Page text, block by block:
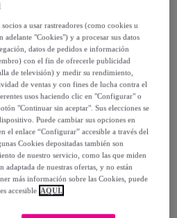
a usar rastreadores (como cookies u
"Cookies") y a procesar sus datos
datos de pedidos e información
con el fin de ofrecerle publicidad
de televisión) y medir su rendimiento,
de ventas y con fines de lucha contra el
usos haciendo clic en "Configurar" o
"Continuar sin aceptar". Sus elecciones se
Puede cambiar sus opciones en
el enlace “Configurar” accesible a través del
Cookies depositadas también son
de nuestro servicio, como las que miden
de nuestras ofertas, y no están
más información sobre las Cookies, puede
accesible AQUÍ.